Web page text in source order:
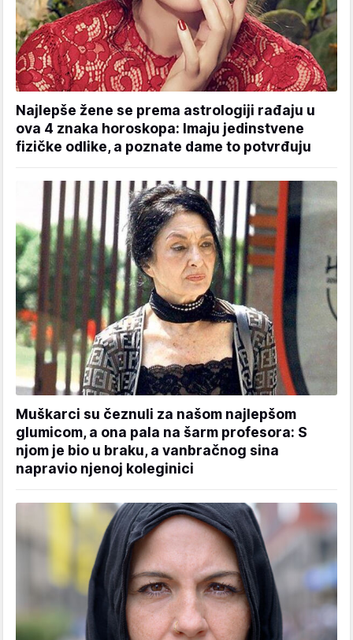
Najlepše žene se prema astrologiji rađaju u
ova 4 znaka horoskopa: Imaju jedinstvene
fizičke odlike, a poznate dame to potvrđuju
Muškarci su čeznuli za našom najlepšom
glumicom, a ona pala na šarm profesora: S
njom je bio u braku, a vanbračnog sina
napravio njenoj koleginici